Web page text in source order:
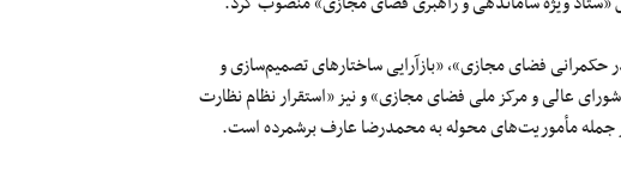
حکمرانی فضای مجازی»، «بازآرایی ساختارهای تصمیم‌سازی و
عالی و مرکز ملی فضای مجازی» و نیز «استقرار نظام نظارت
جمله مأموریت‌های محوله به محمدرضا عارف برشمرده است.